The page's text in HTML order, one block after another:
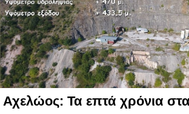
Αχελώος: Τα επτά χρόνια